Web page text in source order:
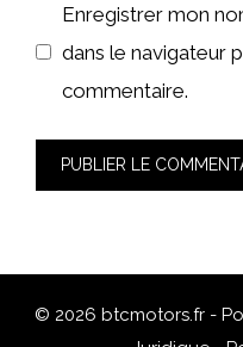
Enregistrer mon
dans le navigateur
commentaire.
© 2026 btcmotors.fr -